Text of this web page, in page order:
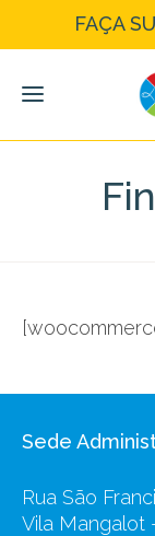
FAÇA
Sede
Rua São
Vila Mangalot